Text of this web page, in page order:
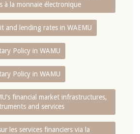
à la monnaie électronique
and lending rates in WAEMU
Policy in WAMU
Policy in WAMU
financial market infrastructures,
and services
les services financiers via la